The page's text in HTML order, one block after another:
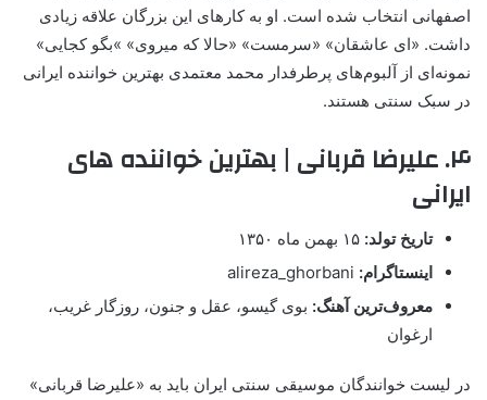
اصفهانی انتخاب شده است. او به کارهای این بزرگان علاقه زیادی
داشت. «ای عاشقان» «سرمست» «حالا که میروی» »بگو کجایی»
نمونه‌ای از آلبوم‌های پرطرفدار محمد معتمدی بهترین خواننده ایرانی
در سبک سنتی هستند.
۴. علیرضا قربانی | بهترین خواننده های
ایرانی
تاریخ تولد: ۱۵ بهمن ماه ۱۳۵۰
اینستاگرام:
معروف‌ترین آهنگ: بوی گیسو، عقل و جنون، روزگار غریب،
ارغوان
در لیست خوانندگان موسیقی سنتی ایران باید به «علیرضا قربانی»